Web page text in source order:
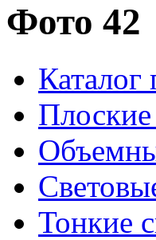
Фото 42
Каталог
Тонкие